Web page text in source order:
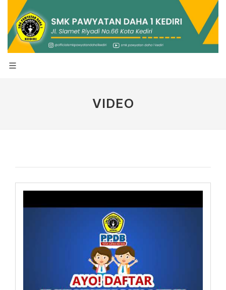
VIDEO